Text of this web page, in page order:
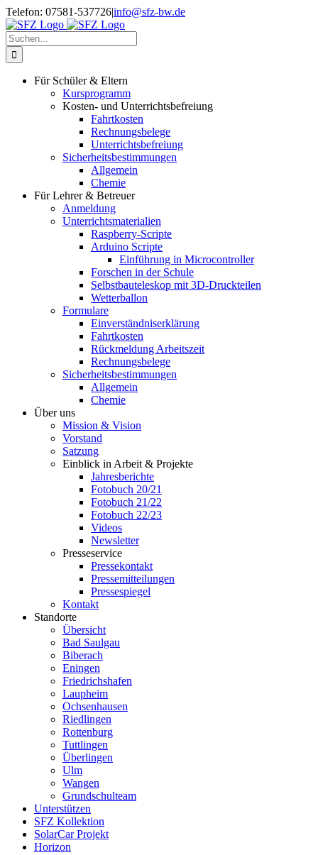
Zum
Inhalt
springen
Telefon: 07581-537726|info@sfz-bw.de
Suche
nach:
Für Schüler & Eltern
Kursprogramm
Kosten- und Unterrichtsbefreiung
Fahrtkosten
Rechnungsbelege
Unterrichtsbefreiung
Sicherheitsbestimmungen
Allgemein
Chemie
Für Lehrer & Betreuer
Anmeldung
Unterrichtsmaterialien
Raspberry-Scripte
Arduino Scripte
Einführung in Microcontroller
Forschen in der Schule
Selbstbauteleskop mit 3D-Druckteilen
Wetterballon
Formulare
Einverständniserklärung
Fahrtkosten
Rückmeldung Arbeitszeit
Rechnungsbelege
Sicherheitsbestimmungen
Allgemein
Chemie
Über uns
Mission & Vision
Vorstand
Satzung
Einblick in Arbeit & Projekte
Jahresberichte
Fotobuch 20/21
Fotobuch 21/22
Fotobuch 22/23
Videos
Newsletter
Presseservice
Pressekontakt
Pressemitteilungen
Pressespiegel
Kontakt
Standorte
Übersicht
Bad Saulgau
Biberach
Eningen
Friedrichshafen
Laupheim
Ochsenhausen
Riedlingen
Rottenburg
Tuttlingen
Überlingen
Ulm
Wangen
Grundschulteam
Unterstützen
SFZ Kollektion
SolarCar Projekt
Horizon